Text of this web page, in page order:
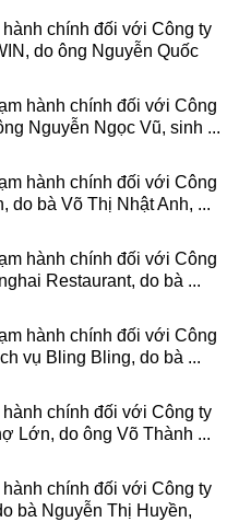
chính đối với Công ty
do ông Nguyễn Quốc
hành chính đối với Công
Nguyễn Ngọc Vũ, sinh ...
hành chính đối với Công
do bà Võ Thị Nhật Anh, ...
hành chính đối với Công
Restaurant, do bà ...
hành chính đối với Công
vụ Bling Bling, do bà ...
chính đối với Công ty
Lớn, do ông Võ Thành ...
chính đối với Công ty
bà Nguyễn Thị Huyền,